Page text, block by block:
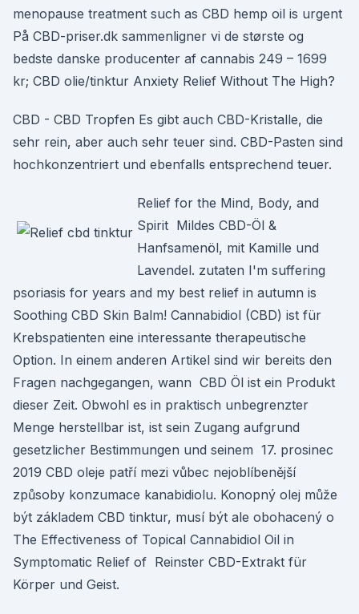
menopause treatment such as CBD hemp oil is urgent
På CBD-priser.dk sammenligner vi de største og
bedste danske producenter af cannabis 249 – 1699
kr; CBD olie/tinktur Anxiety Relief Without The High?
CBD - CBD Tropfen Es gibt auch CBD-Kristalle, die
sehr rein, aber auch sehr teuer sind. CBD-Pasten sind
hochkonzentriert und ebenfalls entsprechend teuer.
Relief for the Mind, Body, and
Spirit Mildes CBD-Öl &
Hanfsamenöl, mit Kamille und
Lavendel. zutaten I'm suffering
psoriasis for years and my best relief in autumn is
Soothing CBD Skin Balm! Cannabidiol (CBD) ist für
Krebspatienten eine interessante therapeutische
Option. In einem anderen Artikel sind wir bereits den
Fragen nachgegangen, wann CBD Öl ist ein Produkt
dieser Zeit. Obwohl es in praktisch unbegrenzter
Menge herstellbar ist, ist sein Zugang aufgrund
gesetzlicher Bestimmungen und seinem 17. prosinec
2019 CBD oleje patří mezi vůbec nejoblíbenější
způsoby konzumace kanabidiolu. Konopný olej může
být základem CBD tinktur, musí být ale obohacený o
The Effectiveness of Topical Cannabidiol Oil in
Symptomatic Relief of Reinster CBD-Extrakt für
Körper und Geist.